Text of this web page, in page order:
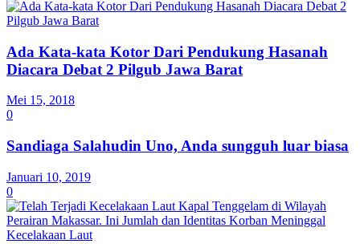
Ada Kata-kata Kotor Dari Pendukung Hasanah
Diacara Debat 2 Pilgub Jawa Barat
Mei 15, 2018
0
Sandiaga Salahudin Uno, Anda sungguh luar biasa
Januari 10, 2019
0